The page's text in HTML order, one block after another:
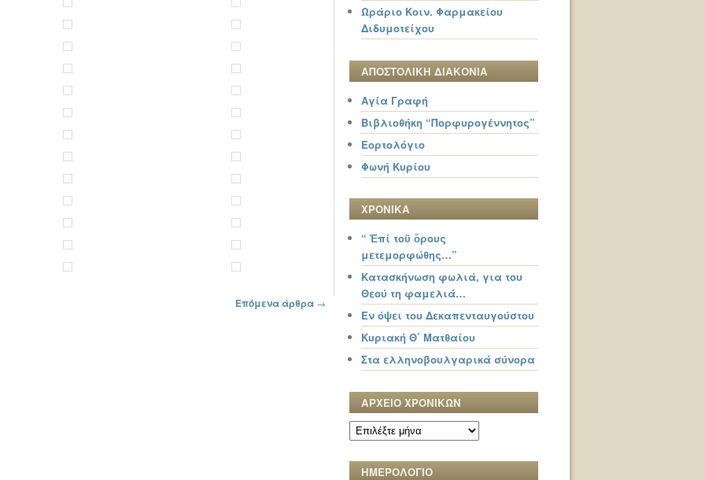
Επόμενα άρθρα →
Ωράριο Κοιν. Φαρμακείου
Διδυμοτείχου
ΑΠΟΣΤΟΛΙΚΗ ΔΙΑΚΟΝΙΑ
Αγία Γραφή
Βιβλιοθήκη “Πορφυρογέννητος”
Εορτολόγιο
Φωνή Κυρίου
ΧΡΟΝΙΚΑ
“ Ἐπί τοῦ ὄρους
μετεμορφώθης…”
Κατασκήνωση φωλιά, για του
Θεού τη φαμελιά…
Εν όψει του Δεκαπενταυγούστου
Κυριακή Θ΄ Ματθαίου
Στα ελληνοβουλγαρικά σύνορα
ΑΡΧΕΙΟ ΧΡΟΝΙΚΩΝ
ΑΡΧΕΙΟ
ΧΡΟΝΙΚΩΝ
ΗΜΕΡΟΛΟΓΙΟ